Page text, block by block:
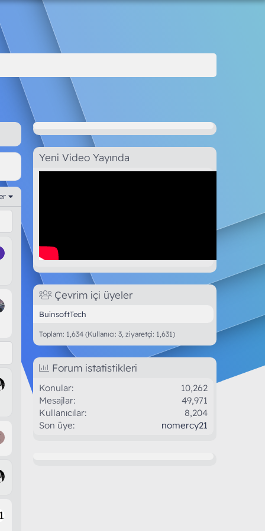
Yeni Video Yayında
Çevrim içi üyeler
BuinsoftTech
Toplam: 1,634 (Kullanıcı: 3, ziyaretçi: 1,631)
Forum istatistikleri
Konular
10,262
Mesajlar
49,971
Kullanıcılar
8,204
Son üye
nomercy21